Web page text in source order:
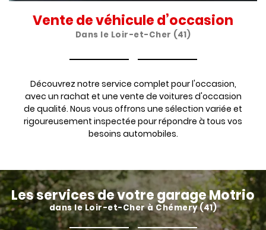
Vente de véhicule d’occasion
Dans le Loir-et-Cher (41)
Découvrez notre service complet pour l'occasion,
avec un rachat et une vente de voitures d'occasion
de qualité. Nous vous offrons une sélection variée et
rigoureusement inspectée pour répondre à tous vos
besoins automobiles.
Les services de votre garage Motrio
dans le Loir-et-Cher à Chémery (41)